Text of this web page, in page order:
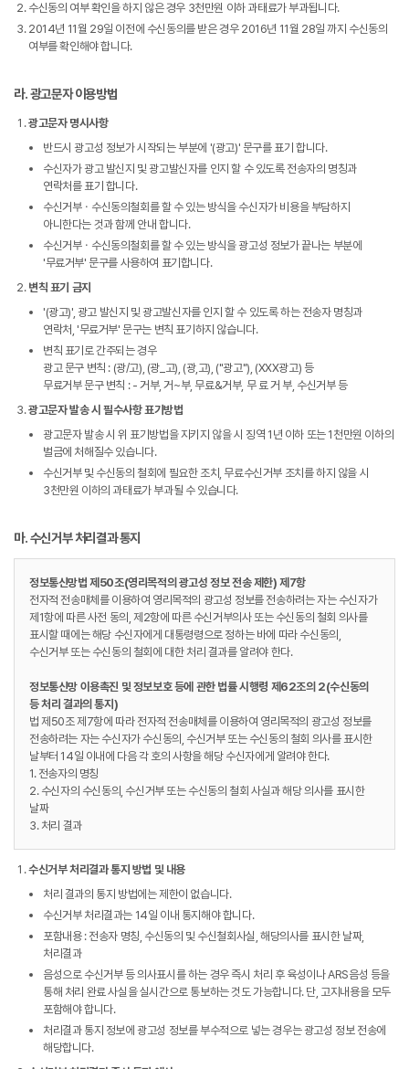
수신동의 여부 확인을 하지 않은 경우 3천만원 이하 과태료가 부과됩니다.
2014년 11월 29일 이전에 수신동의를 받은 경우 2016년 11월 28일 까지 수신동의
여부를 확인해야 합니다.
라. 광고문자 이용방법
광고문자 명시사항
반드시 광고성 정보가 시작되는 부분에 '(광고)' 문구를 표기 합니다.
수신자가 광고 발신지 및 광고발신자를 인지 할 수 있도록 전송자의 명칭과
연락처를 표기 합니다.
수신거부ㆍ수신동의철회를 할 수 있는 방식을 수신자가 비용을 부담하지
아니한다는 것과 함께 안내 합니다.
수신거부ㆍ수신동의철회를 할 수 있는 방식을 광고성 정보가 끝나는 부분에
'무료거부' 문구를 사용하여 표기합니다.
변칙 표기 금지
'(광고)', 광고 발신지 및 광고발신자를 인지 할 수 있도록 하는 전송자 명칭과
연락처, '무료거부' 문구는 변칙 표기하지 않습니다.
변칙 표기로 간주되는 경우
광고 문구 변칙 : (광/고), (광_고), (광,고), ("광고"), (XXX광고) 등
무료거부 문구 변칙 : - 거부, 거~부, 무료&거부, 무 료 거 부, 수신거부 등
광고문자 발송 시 필수사항 표기방법
광고문자 발송 시 위 표기방법을 지키지 않을 시 징역 1년 이하 또는 1천만원 이하의
벌금에 처해질수 있습니다.
수신거부 및 수신동의 철회에 필요한 조치, 무료수신거부 조치를 하지 않을 시
3천만원 이하의 과태료가 부과될 수 있습니다.
마. 수신거부 처리결과 통지
정보통신망법 제50조(영리목적의 광고성 정보 전송 제한) 제7항
전자적 전송매체를 이용하여 영리목적의 광고성 정보를 전송하려는 자는 수신자가
제1항에 따른 사전 동의, 제2항에 따른 수신거부의사 또는 수신동의 철회 의사를
표시할 때에는 해당 수신자에게 대통령령으로 정하는 바에 따라 수신동의,
수신거부 또는 수신동의 철회에 대한 처리 결과를 알려야 한다.
정보통신망 이용촉진 및 정보보호 등에 관한 법률 시행령 제62조의 2(수신동의
등 처리 결과의 통지)
법 제50조 제7항에 따라 전자적 전송매체를 이용하여 영리목적의 광고성 정보를
전송하려는 자는 수신자가 수신동의, 수신거부 또는 수신동의 철회 의사를 표시한
날부터 14일 이내에 다음 각 호의 사항을 해당 수신자에게 알려야 한다.
1. 전송자의 명칭
2. 수신자의 수신동의, 수신거부 또는 수신동의 철회 사실과 해당 의사를 표시한
날짜
3. 처리 결과
수신거부 처리결과 통지 방법 및 내용
처리 결과의 통지 방법에는 제한이 없습니다.
수신거부 처리결과는 14일 이내 통지해야 합니다.
포함내용 : 전송자 명칭, 수신동의 및 수신철회사실, 해당의사를 표시한 날짜,
처리결과
음성으로 수신거부 등 의사표시를 하는 경우 즉시 처리 후 육성이나 ARS음성 등을
통해 처리 완료 사실을 실시간으로 통보하는 것도 가능합니다. 단, 고지내용을 모두
포함해야 합니다.
처리결과 통지 정보에 광고성 정보를 부수적으로 넣는 경우는 광고성 정보 전송에
해당합니다.